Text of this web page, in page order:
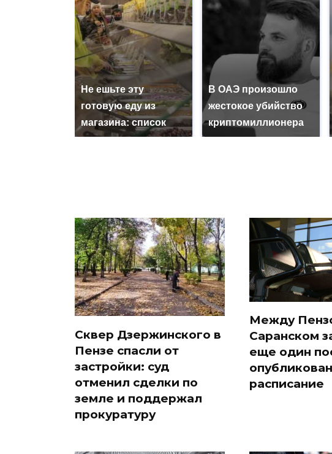
Не ешьте эту
готовую еду из
магазина: список
В ОАЭ произошло
жестокое убийство
криптомиллионера
Сквер Дзержинского в
Пензе спасли от
застройки: суд
отменил сделки по
земле и поддержал
прокуратуру
Между
Саранском
еще один
расписание